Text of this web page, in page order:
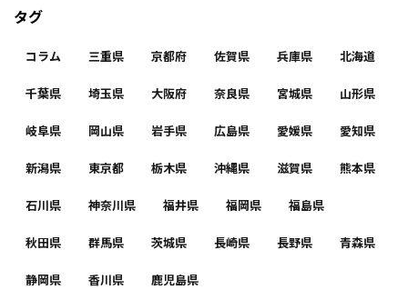
タグ
コラム 三重県 京都府 佐賀県 兵庫県 北海道
千葉県 埼玉県 大阪府 奈良県 宮城県 山形県
岐阜県 岡山県 岩手県 広島県 愛媛県 愛知県
新潟県 東京都 栃木県 沖縄県 滋賀県 熊本県
石川県 神奈川県 福井県 福岡県 福島県
秋田県 群馬県 茨城県 長崎県 長野県 青森県
静岡県 香川県 鹿児島県